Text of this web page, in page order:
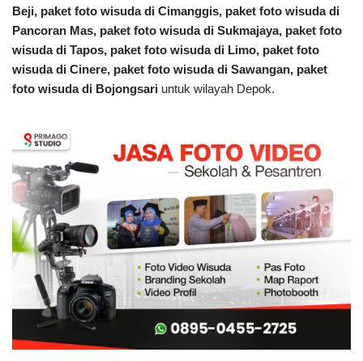
Beji, paket foto wisudadi Cimanggis, paket foto wisuda di
Pancoran Mas, paket foto wisudadi Sukmajaya, paket foto
wisudadi Tapos, paket foto wisuda di Limo, paket foto
wisudadi Cinere, paket foto wisudadi Sawangan, paket
foto wisudadi Bojongsari untuk wilayah Depok.